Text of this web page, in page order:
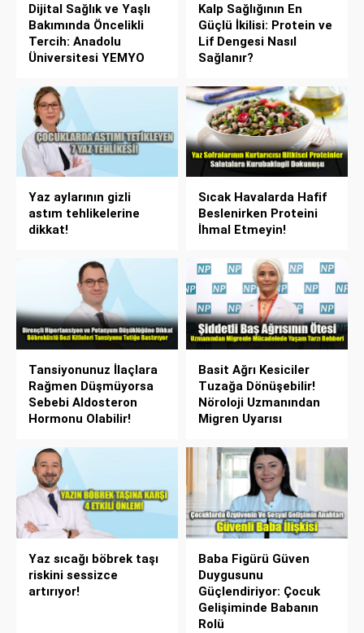
Dijital Sağlık ve Yaşlı
Bakımında Öncelikli
Tercih: Anadolu
Üniversitesi YEMYO
Kalp Sağlığının En
Güçlü İkilisi: Protein ve
Lif Dengesi Nasıl
Sağlanır?
Yaz aylarının gizli
astım tehlikelerine
dikkat!
Sıcak Havalarda Hafif
Beslenirken Proteini
İhmal Etmeyin!
Tansiyonunuz İlaçlara
Rağmen Düşmüyorsa
Sebebi Aldosteron
Hormonu Olabilir!
Basit Ağrı Kesiciler
Tuzağa Dönüşebilir!
Nöroloji Uzmanından
Migren Uyarısı
Yaz sıcağı böbrek taşı
riskini sessizce
artırıyor!
Baba Figürü Güven
Duygusunu
Güçlendiriyor: Çocuk
Gelişiminde Babanın
Rolü